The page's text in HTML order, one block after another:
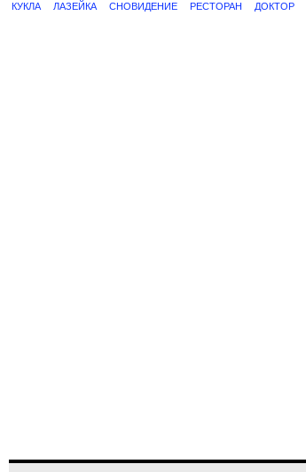
КУКЛА ЛАЗЕЙКА СНОВИДЕНИЕ РЕСТОРАН ДОКТОР